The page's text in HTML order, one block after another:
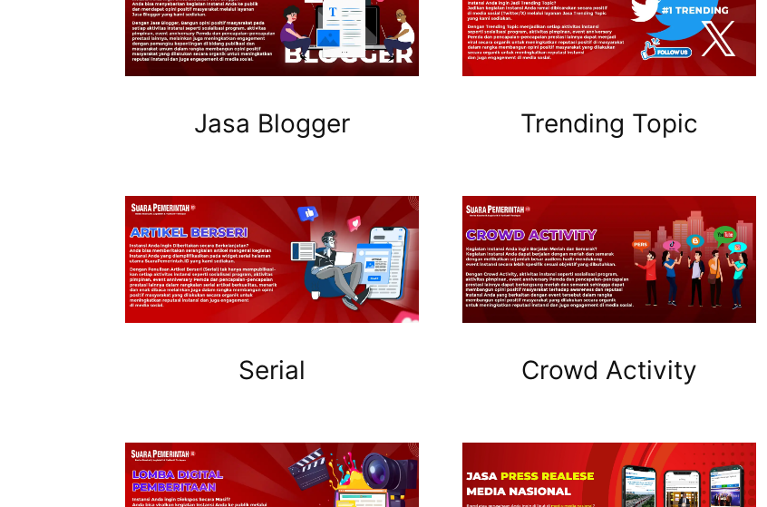
Jasa Blogger
Serial
Trending Topic
Crowd Activity